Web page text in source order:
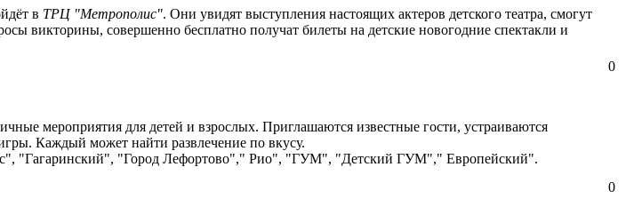
в ТРЦ "Метрополис". Они увидят выступления настоящих актеров детского театра, смогут
викторины, совершенно бесплатно получат билеты на детские новогодние спектакли и
0
мероприятия для детей и взрослых. Приглашаются известные гости, устраиваются
Каждый может найти развлечение по вкусу.
"Гагаринский", "Город Лефортово"," Рио", "ГУМ", "Детский ГУМ"," Европейский".
0